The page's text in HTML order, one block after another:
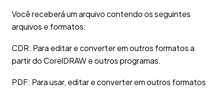
Você receberá um arquivo contendo os seguintes
arquivos e formatos:
CDR: Para editar e converter em outros formatos a
partir do CorelDRAW e outros programas.
PDF: Para usar, editar e converter em outros formatos